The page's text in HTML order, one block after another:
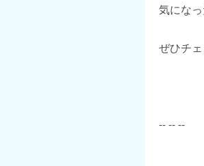
気にな
ぜひチェ
-- -- --